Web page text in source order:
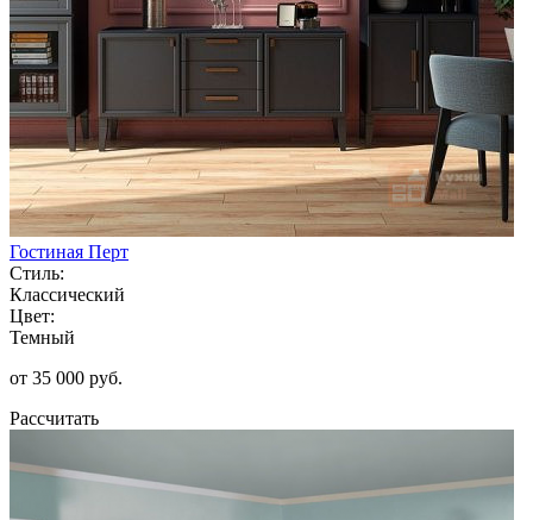
Гостиная Перт
Стиль:
Классический
Цвет:
Темный
от 35 000 руб.
Рассчитать